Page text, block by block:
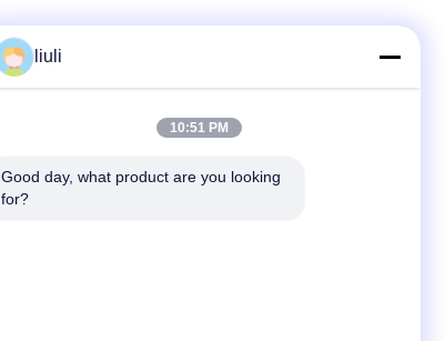
liuli
10:51 PM
Good day, what product are you looking
for?